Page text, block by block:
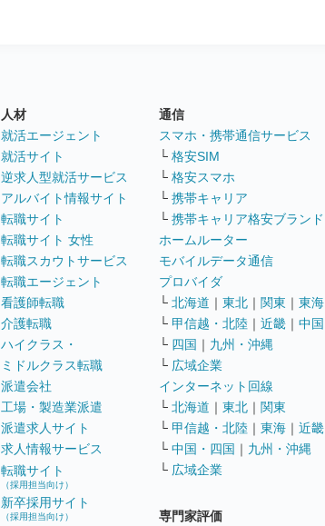
人材
就活エージェント
就活サイト
逆求人型就活サービス
アルバイト情報サイト
転職サイト
転職サイト 女性
転職スカウトサービス
転職エージェント
看護師転職
介護転職
ハイクラス・
ミドルクラス転職
派遣会社
工場・製造業派遣
派遣求人サイト
求人情報サービス
転職サイト
（採用担当向け）
新卒採用サイト
（採用担当向け）
通信
スマホ・携帯通信サービス
└ 格安SIM
└ 格安スマホ
└ 携帯キャリア
└ 携帯キャリア格安ブランド
ホームルーター
モバイルデータ通信
プロバイダ
└ 北海道 ｜ 東北 ｜ 関東 ｜ 東海
└ 甲信越・北陸 ｜ 近畿 ｜ 中国
└ 四国 ｜ 九州・沖縄
└ 広域企業
インターネット回線
└ 北海道 ｜ 東北 ｜ 関東
└ 甲信越・北陸 ｜ 東海 ｜ 近畿
└ 中国・四国 ｜ 九州・沖縄
└ 広域企業
専門家評価